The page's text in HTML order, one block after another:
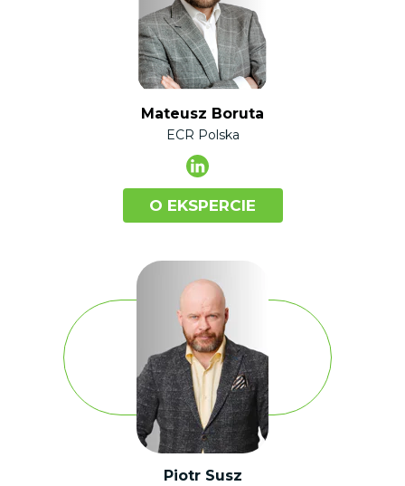
Mateusz Boruta
Piotr Susz
ECR Polska
O EKSPERCIE